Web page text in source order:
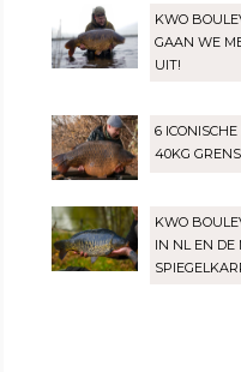
KWO
GAAN WE
UIT!
6
40KG
KWO
IN NL EN DE